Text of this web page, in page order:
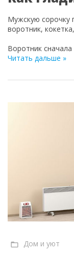
Мужскую сорочку
воротник,
Воротник сначала
Читать дальше »
Дом и уют